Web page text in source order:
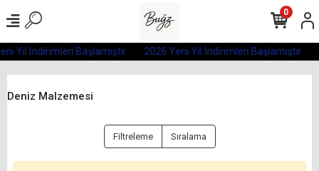
Yıl İndirimleri Başlamıştır 2026 Yeni Yıl İndirimleri Başlamıştır
0
Deniz Malzemesi
Filtreleme Sıralama